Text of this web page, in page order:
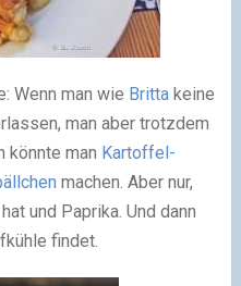
Wenn man wie Brittakeine
man aber trotzdem
könnte man Kartoffel-
machen. Aber nur,
und Paprika. Und dann
findet.